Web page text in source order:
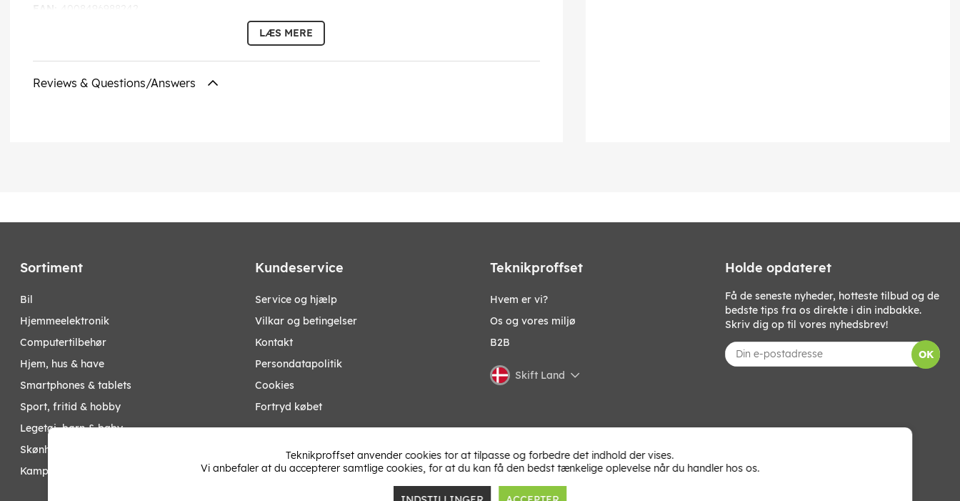
4008496988242
EAN:
LÆS MERE
Reviews & Questions/Answers
Sortiment
bil
hjemmeelektronik
computertilbehør
hjem, hus & have
smartphones & tablets
sport, fritid & hobby
legetøj, børn & baby
skønhed & helse
kampagner
Kundeservice
Service og hjælp
Vilkar og betingelser
Kontakt
Persondatapolitik
Cookies
Fortryd købet
Teknikproffset
Hvem er vi?
Os og vores miljø
B2B
Skift Land
Holde opdateret
Få de seneste nyheder, hotteste tilbud og de
bedste tips fra os direkte i din indbakke.
Skriv dig op til vores nyhedsbrev!
OK
Teknikproffset anvender cookies tor at tilpasse og forbedre det indhold der vises.
Vi anbefaler at du accepterer samtlige cookies, for at du kan få den bedst tænkelige oplevelse når du handler hos os.